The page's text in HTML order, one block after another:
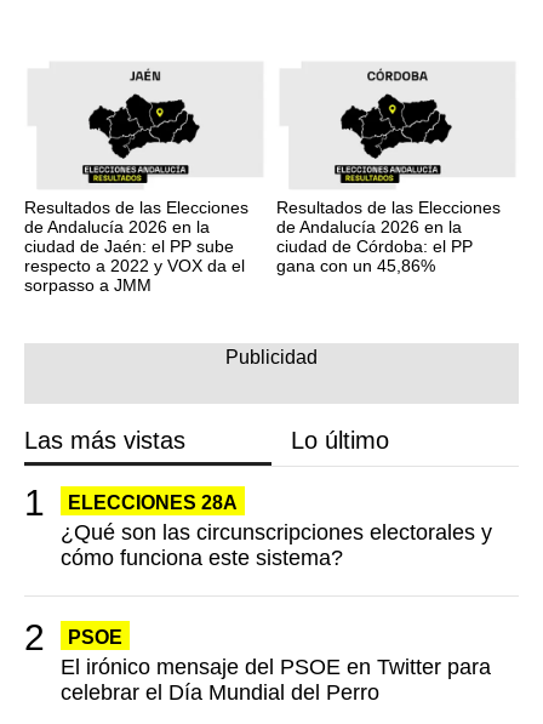
Resultados de las Elecciones
de Andalucía 2026 en la
ciudad de Jaén: el PP sube
respecto a 2022 y VOX da el
sorpasso a JMM
Resultados de las Elecciones
de Andalucía 2026 en la
ciudad de Córdoba: el PP
gana con un 45,86%
Las más vistas Lo último
ELECCIONES 28A
¿Qué son las circunscripciones electorales y
cómo funciona este sistema?
PSOE
El irónico mensaje del PSOE en Twitter para
celebrar el Día Mundial del Perro